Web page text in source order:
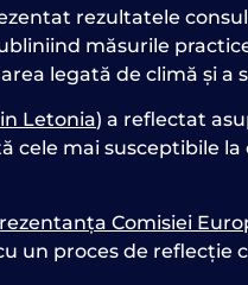
rezultatele
măsurile
legată de climă și
Letonia) a reflectat
cele mai susceptibile
Comisiei
un proces de